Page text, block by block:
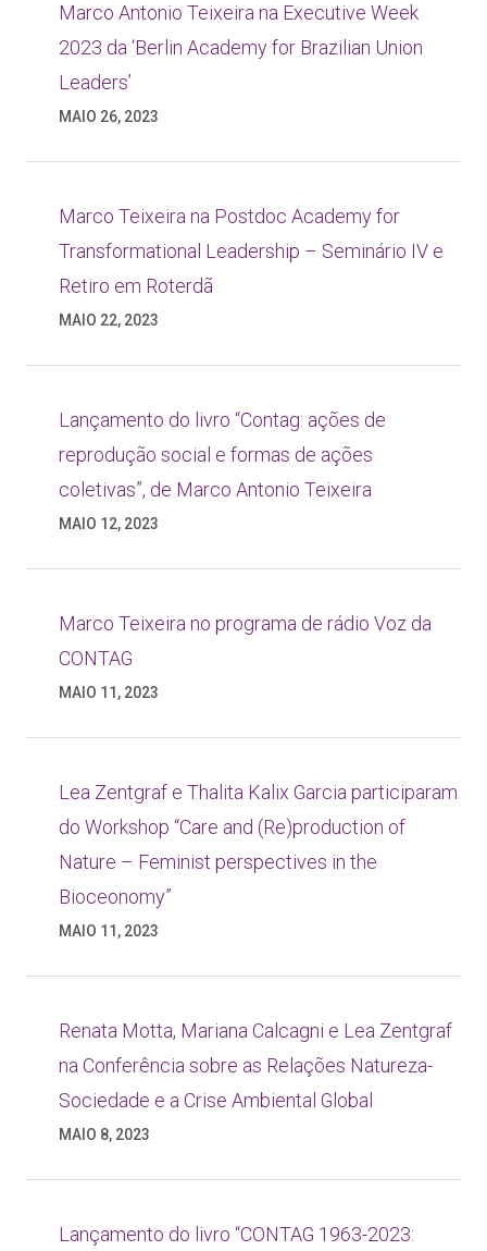
Marco Antonio Teixeira na Executive Week
2023 da ‘Berlin Academy for Brazilian Union
Leaders’
MAIO 26, 2023
Marco Teixeira na Postdoc Academy for
Transformational Leadership – Seminário IV e
Retiro em Roterdã
MAIO 22, 2023
Lançamento do livro “Contag: ações de
reprodução social e formas de ações
coletivas”, de Marco Antonio Teixeira
MAIO 12, 2023
Marco Teixeira no programa de rádio Voz da
CONTAG
MAIO 11, 2023
Lea Zentgraf e Thalita Kalix Garcia participaram
do Workshop “Care and (Re)production of
Nature – Feminist perspectives in the
Bioceonomy”
MAIO 11, 2023
Renata Motta, Mariana Calcagni e Lea Zentgraf
na Conferência sobre as Relações Natureza-
Sociedade e a Crise Ambiental Global
MAIO 8, 2023
Lançamento do livro “CONTAG 1963-2023: